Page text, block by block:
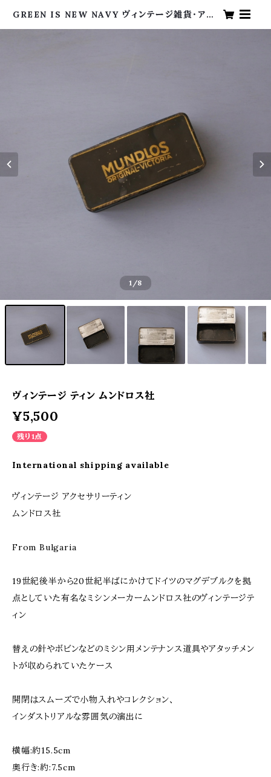
GREEN IS NEW NAVY ヴィンテージ雑貨・アン
1 /8
ヴィンテージ ティン ムンドロス社
¥5,500
残り1点
International shipping available
ヴィンテージ アクセサリーティン
ムンドロス社
From Bulgaria
19世紀後半から20世紀半ばにかけてドイツのマグデブルクを拠
点としていた有名なミシンメーカームンドロス社のヴィンテージテ
ィン
替えの針やボビンなどのミシン用メンテナンス道具やアタッチメン
トが収められていたケース
開閉はスムーズで小物入れやコレクション、
インダストリアルな雰囲気の演出に
横幅:約15.5cm
奥行き:約:7.5cm